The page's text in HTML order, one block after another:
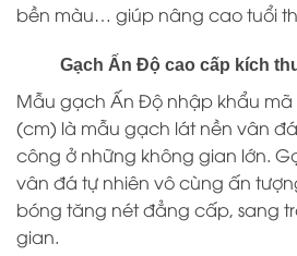
bền màu… giúp nâng cao tuổi
Gạch Ấn Độ cao cấp kích
Mẫu gạch Ấn Độ nhập khẩu mã
(cm) là mẫu gạch lát nền vân
công ở những không gian lớn.
vân đá tự nhiên vô cùng ấn
bóng tăng nét đẳng cấp, sang
gian.